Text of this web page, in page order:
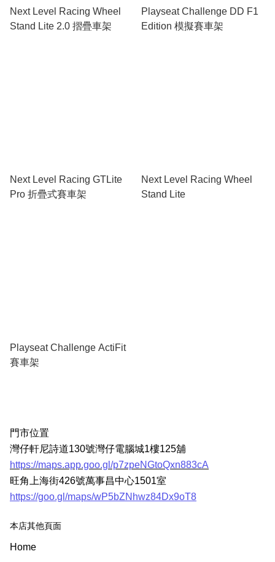
Next Level Racing Wheel
Stand Lite 2.0 摺疊車架
Playseat Challenge DD F1
Edition 模擬賽車架
Next Level Racing GTLite
Pro 折疊式賽車架
Next Level Racing Wheel
Stand Lite
Playseat Challenge ActiFit
賽車架
門市位置
灣仔軒尼詩道130號灣仔電腦城1樓125舖
https://maps.app.goo.gl/p7zpeNGtoQxn883cA
旺角上海街426號萬事昌中心1501室
https://goo.gl/maps/wP5bZNhwz84Dx9oT8
本店其他頁面
Home